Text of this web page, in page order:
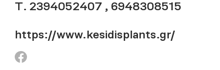
Τ. 2394052407 , 6948308515
https://www.kesidisplants.gr/